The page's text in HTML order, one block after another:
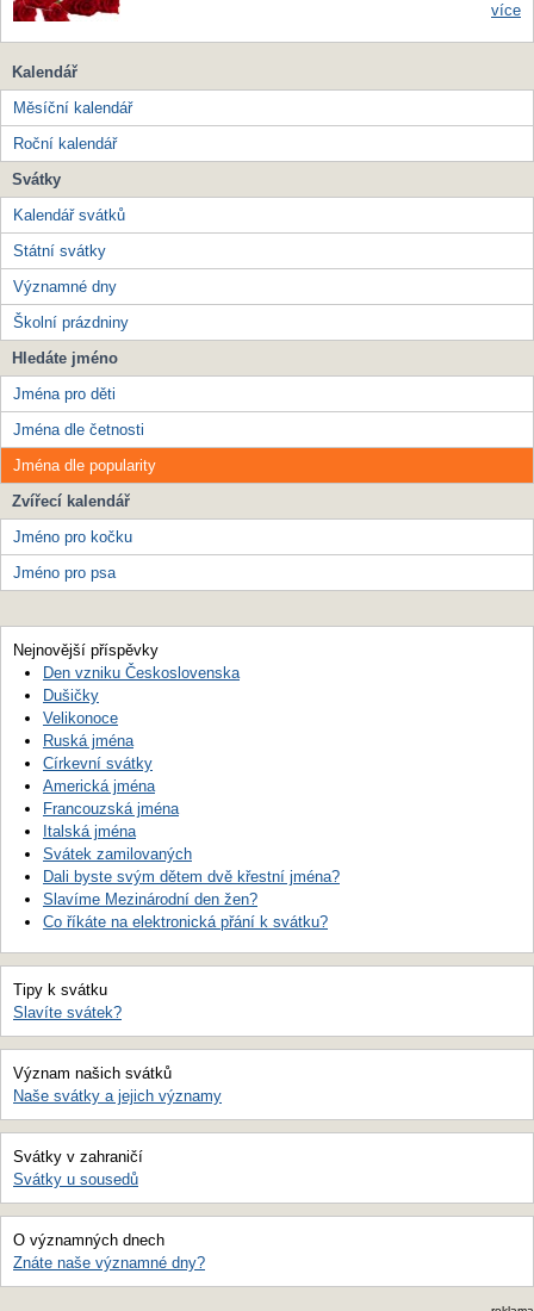
více
Kalendář
Měsíční kalendář
Roční kalendář
Svátky
Kalendář svátků
Státní svátky
Významné dny
Školní prázdniny
Hledáte jméno
Jména pro děti
Jména dle četnosti
Jména dle popularity
Zvířecí kalendář
Jméno pro kočku
Jméno pro psa
Nejnovější příspěvky
Den vzniku Československa
Dušičky
Velikonoce
Ruská jména
Církevní svátky
Americká jména
Francouzská jména
Italská jména
Svátek zamilovaných
Dali byste svým dětem dvě křestní jména?
Slavíme Mezinárodní den žen?
Co říkáte na elektronická přání k svátku?
Tipy k svátku
Slavíte svátek?
Význam našich svátků
Naše svátky a jejich významy
Svátky v zahraničí
Svátky u sousedů
O významných dnech
Znáte naše významné dny?